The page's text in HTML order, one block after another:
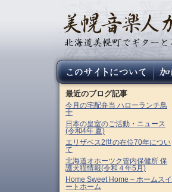
最近のブログ記事
今月の宅配弁当 ハローランチ鳥
十
日本の皇室のご活動・ニュース
(令和4年 夏)
エリザベス2世の在位70年につい
て
北海道オホーツク管内保健所 保
護犬猫情報(令和４年5月)
Home Sweet Home – ホームスイ
ートホーム